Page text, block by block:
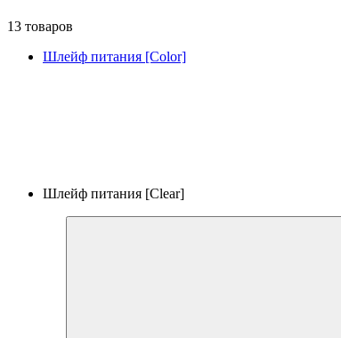
13 товаров
Шлейф питания [Color]
Шлейф питания [Clear]